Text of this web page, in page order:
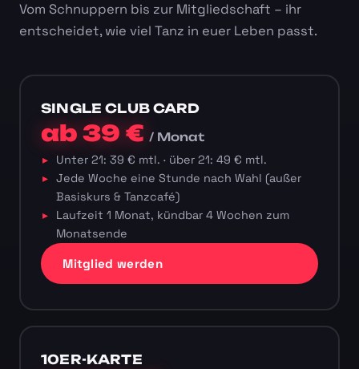
Vom Schnuppern bis zur Mitgliedschaft – ihr
entscheidet, wie viel Tanz in euer Leben passt.
SINGLE CLUB CARD
ab 39 €/ Monat
Unter 21: 39 € mtl. · über 21: 49 € mtl.
Jede Woche eine Stunde nach Wahl (außer
Basiskurs & Tanzcafé)
Laufzeit 1 Monat, kündbar 4 Wochen zum
Monatsende
Mitglied werden
10ER-KARTE